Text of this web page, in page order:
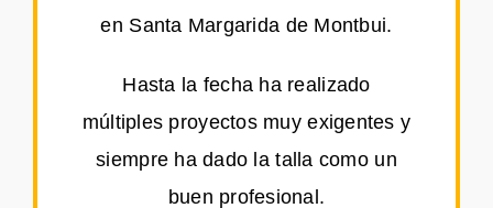
en Santa Margarida de Montbui.
Hasta la fecha ha realizado
múltiples proyectos muy exigentes y
siempre ha dado la talla como un
buen profesional.